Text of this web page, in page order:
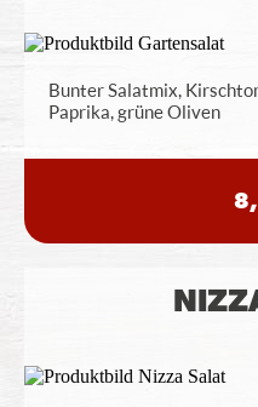
Bunter Salatmix,
Paprika, grüne Oliven